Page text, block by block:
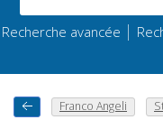
Recherche avancée |
Franco Angeli